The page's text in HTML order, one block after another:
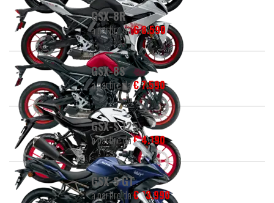
GSX-8R
a partire da€ 8.590
GSX-8S
a partire da€ 7.590
GSX-S 125
a partire da€ 4.190
GSX-S GT
a partire da€ 13.990